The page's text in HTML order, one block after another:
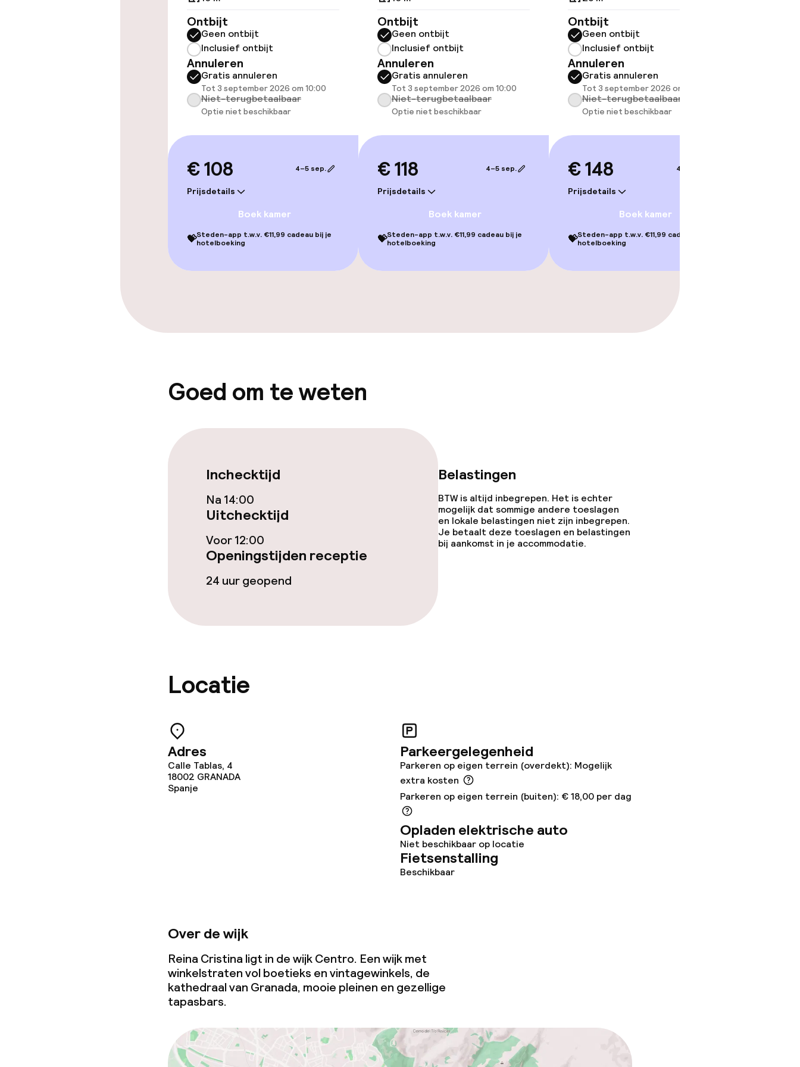
Overal rolstoeltoegankelijk
Lift
Entertainment
Restaurant
Lunch, vast menu
Dieetopties
Speciale dieetopties
Faciliteiten en diensten voor kinderen
Babysitservice
Schoonmaakvoorzieningen
Wasservice
Zakelijke faciliteiten
Conferentieruimte
Vergaderruimte
Grote huisdieren toegestaan
(meer dan 5 kg)
Ontbijt
Geen ontbijt
Inclusief ontbijt
Annuleren
Gratis annuleren
Tot 3 september 2026 om 10:00
Niet-terugbetaalbaar
Optie niet beschikbaar
€ 108
Prijsdetails
4–5 sep.
Boek kamer
💝Steden-app t.w.v. €11,99 cadeau bij je
hotelboeking
Ontbijt
Geen ontbijt
Inclusief ontbijt
Annuleren
Gratis annuleren
Tot 3 september 2026 om 10:00
Niet-terugbetaalbaar
Optie niet beschikbaar
€ 118
Prijsdetails
4–5 sep.
Boek kamer
💝Steden-app t.w.v. €11,99 cadeau bij je
hotelboeking
Ontbijt
Geen ontbijt
Inclusief ontbijt
Annuleren
Gratis annuleren
Tot 3 september 2026 om 10:00
Niet-terugbetaalbaar
Optie niet beschikbaar
€ 148
Prijsdetails
4–5 sep.
Boek kamer
💝Steden-app t.w.v. €11,99 cadeau bij je
hotelboeking
Goed om te weten
Inchecktijd
Na 14:00
Uitchecktijd
Voor 12:00
Openingstijden receptie
24 uur geopend
Belastingen
BTW is altijd inbegrepen. Het is echter
mogelijk dat sommige andere toeslagen
en lokale belastingen niet zijn inbegrepen.
Je betaalt deze toeslagen en belastingen
bij aankomst in je accommodatie.
Locatie
Adres
Calle Tablas, 4
18002 GRANADA
Spanje
Parkeergelegenheid
Parkeren op eigen terrein (overdekt): Mogelijk
extra kosten
Parkeren op eigen terrein (buiten): € 18,00 per dag
Opladen elektrische auto
Niet beschikbaar op locatie
Fietsenstalling
Beschikbaar
Over de wijk
Reina Cristina ligt in de wijk Centro. Een wijk met
winkelstraten vol boetieks en vintagewinkels, de
kathedraal van Granada, mooie pleinen en gezellige
tapasbars.